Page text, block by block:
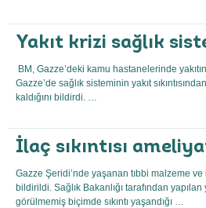
Yakıt krizi sağlık
BM, Gazze’deki kamu hastanelerinde
Gazze’de sağlık sisteminin yakıt
kaldığını bildirdi. …
İlaç sıkıntısı
Gazze Şeridi’nde yaşanan tıbbi malzeme
bildirildi. Sağlık Bakanlığı tarafından
görülmemiş biçimde sıkıntı yaşandığı …